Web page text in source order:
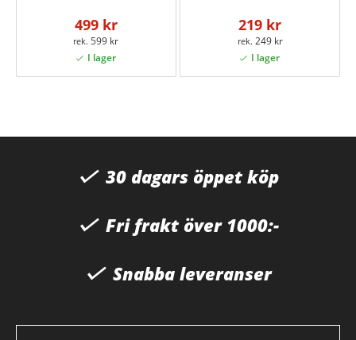
499 kr
599 kr
219 kr
249 kr
30 dagars öppet köp
Fri frakt över 1000:-
Snabba leveranser